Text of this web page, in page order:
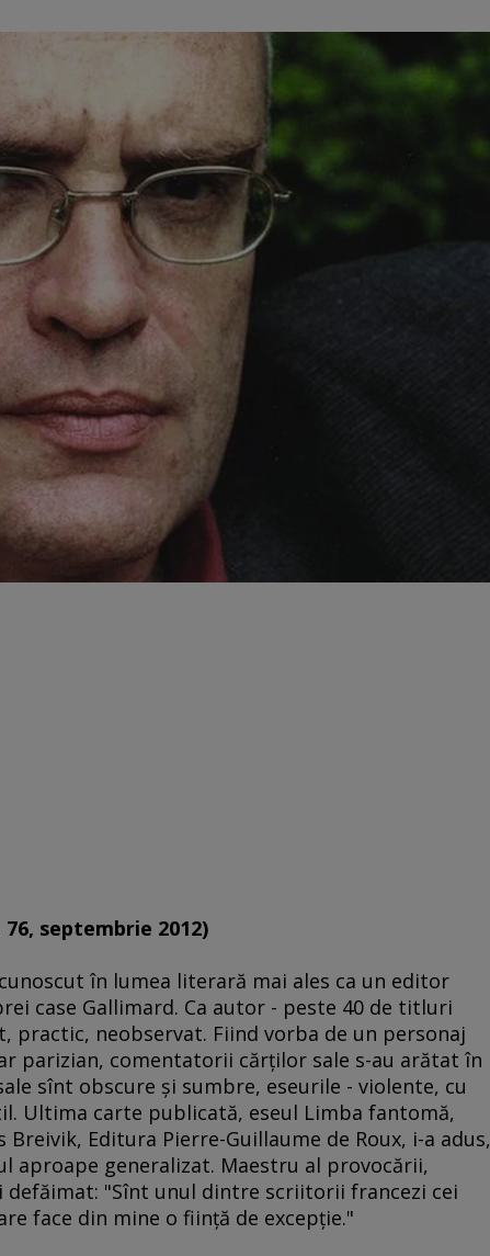
septembrie 2012)
în lumea literară mai ales ca un editor
case Gallimard. Ca autor - peste 40 de titluri
practic, neobservat. Fiind vorba de un personaj
parizian, comentatorii cărţilor sale s-au arătat în
sînt obscure şi sumbre, eseurile - violente, cu
Ultima carte publicată, eseul Limba fantomă,
Editura Pierre-Guillaume de Roux, i-a adus,
aproape generalizat. Maestru al provocării,
defăimat: "Sînt unul dintre scriitorii francezi cei
face din mine o fiinţă de excepţie."